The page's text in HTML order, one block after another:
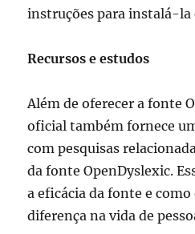
instruções para instalá-la
Recursos e estudos
Além de oferecer a fonte
oficial também fornece
com pesquisas
da fonte OpenDyslexic.
a eficácia da fonte e como
diferença na vida de